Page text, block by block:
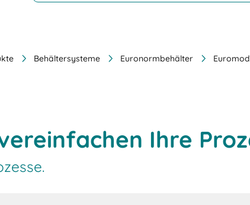
Behältersysteme Euronormbehälter
Ihre